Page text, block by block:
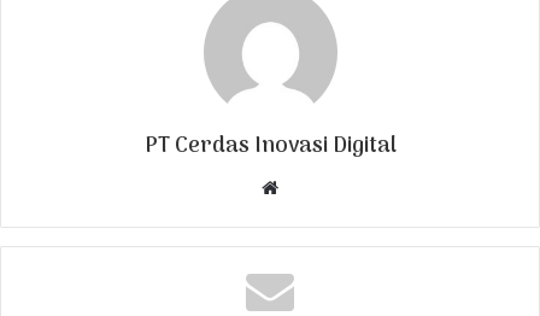
PT Cerdas Inovasi Digital
b
s
i